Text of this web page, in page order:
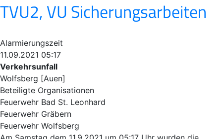
TVU2, VU Sicherungsarbeiten
Alarmierungszeit
11.09.2021 05:17
Verkehrsunfall
Wolfsberg [Auen]
Beteiligte Organisationen
Feuerwehr Bad St. Leonhard
Feuerwehr Gräbern
Feuerwehr Wolfsberg